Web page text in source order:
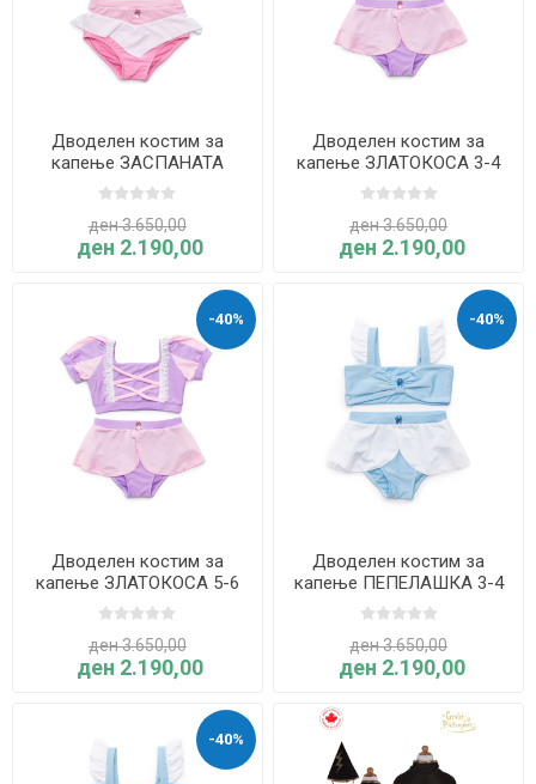
Дводелен костим за
капење ЗАСПАНАТА
УБАВИЦА 5-6 години -
Great Pretenders
ден 3.650,00
ден 2.190,00
Дводелен костим за
капење ЗЛАТОКОСА 3-4
години - Great Pretenders
ден 3.650,00
ден 2.190,00
-40%
Дводелен костим за
капење ЗЛАТОКОСА 5-6
години - Great Pretenders
ден 3.650,00
ден 2.190,00
-40%
Дводелен костим за
капење ПЕПЕЛАШКА 3-4
години - Great Pretenders
ден 3.650,00
ден 2.190,00
-40%